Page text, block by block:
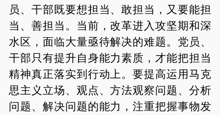
员、干部既要想担当、敢担当，又要能担
当、善担当。当前，改革进入攻坚期和深
水区，面临大量亟待解决的难题。党员、
干部只有提升自身能力素质，才能把担当
精神真正落实到行动上。要提高运用马克
思主义立场、观点、方法观察问题、分析
问题、解决问题的能力，注重把握事物发